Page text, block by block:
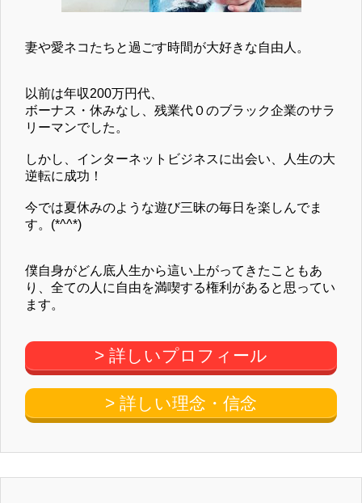
妻や愛ネコたちと過ごす時間が大好きな自由人。
以前は年収200万円代、
ボーナス・休みなし、残業代０のブラック企業のサラ
リーマンでした。
しかし、インターネットビジネスに出会い、人生の大
逆転に成功！
今では夏休みのような遊び三昧の毎日を楽しんでま
す。(*^^*)
僕自身がどん底人生から這い上がってきたこともあ
り、全ての人に自由を満喫する権利があると思ってい
ます。
> 詳しいプロフィール
> 詳しい理念・信念